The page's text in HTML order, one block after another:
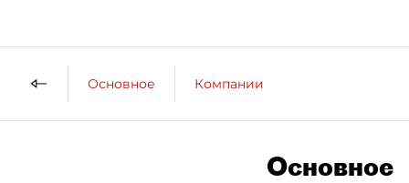
Основное Компании
Основное